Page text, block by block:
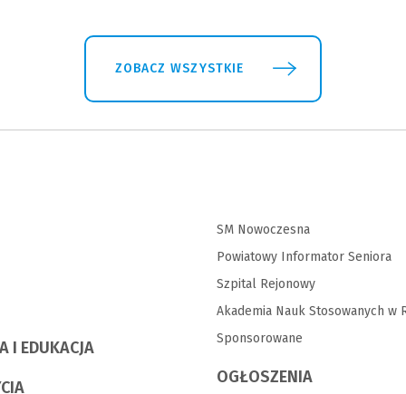
ZOBACZ WSZYSTKIE
I EDUKACJA
SM Nowoczesna
Powiatowy Informator Seniora
Szpital Rejonowy
Akademia Nauk Stosowanych w
Sponsorowane
OGŁOSZENIA